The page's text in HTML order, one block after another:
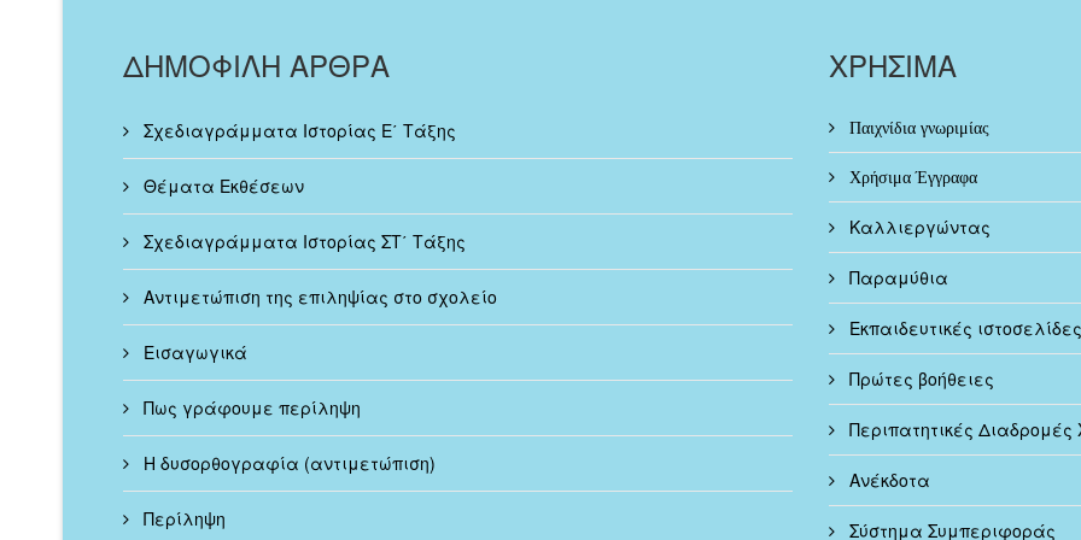
ΔΗΜΟΦΙΛΗ ΑΡΘΡΑ
Σχεδιαγράμματα Ιστορίας Ε΄ Τάξης
Θέματα Εκθέσεων
Σχεδιαγράμματα Ιστορίας ΣΤ΄ Τάξης
Αντιμετώπιση της επιληψίας στο σχολείο
Εισαγωγικά
Πως γράφουμε περίληψη
Η δυσορθογραφία (αντιμετώπιση)
Περίληψη
ΧΡΗΣΙΜΑ
Παιχνίδια γνωριμίας
Χρήσιμα Έγγραφα
Καλλιεργώντας
Παραμύθια
Εκπαιδευτικές ιστοσελίδες
Πρώτες βοήθειες
Περιπατητικές Διαδρομές
Ανέκδοτα
Σύστημα Συμπεριφοράς